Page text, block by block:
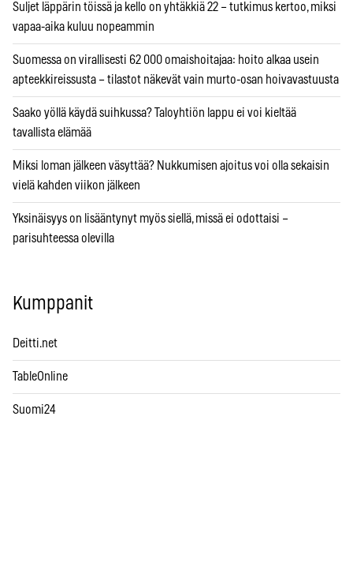
Suljet läppärin töissä ja kello on yhtäkkiä 22 – tutkimus kertoo, miksi
vapaa-aika kuluu nopeammin
Suomessa on virallisesti 62 000 omaishoitajaa: hoito alkaa usein
apteekkireissusta – tilastot näkevät vain murto-osan hoivavastuusta
Saako yöllä käydä suihkussa? Taloyhtiön lappu ei voi kieltää
tavallista elämää
Miksi loman jälkeen väsyttää? Nukkumisen ajoitus voi olla sekaisin
vielä kahden viikon jälkeen
Yksinäisyys on lisääntynyt myös siellä, missä ei odottaisi –
parisuhteessa olevilla
Kumppanit
Deitti.net
TableOnline
Suomi24